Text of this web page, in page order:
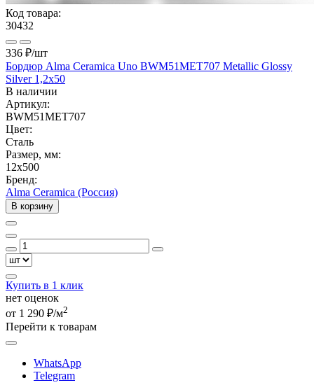
Код товара:
30432
336 ₽/шт
Бордюр Alma Ceramica Uno BWM51MET707 Metallic Glossy
Silver 1,2x50
В наличии
Артикул:
BWM51MET707
Цвет:
Сталь
Размер, мм:
12x500
Бренд:
Alma Ceramica (Россия)
В корзину
Купить в 1 клик
нет оценок
от 1 290 ₽/м2
Перейти к товарам
WhatsApp
Telegram